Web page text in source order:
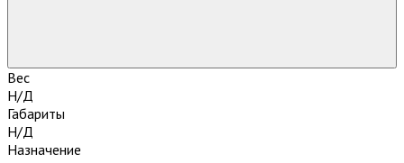
Вес
Н/Д
Габариты
Н/Д
Назначение